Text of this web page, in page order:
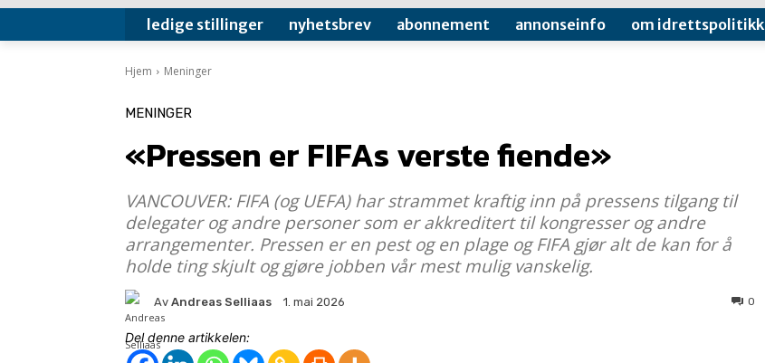
ledige stillinger nyhetsbrev abonnement annonseinfo om idrettspolitikk
Hjem Meninger
MENINGER
«Pressen er FIFAs verste fiende»
VANCOUVER: FIFA (og UEFA) har strammet kraftig inn på pressens tilgang til
delegater og andre personer som er akkreditert til kongresser og andre
arrangementer. Pressen er en pest og en plage og FIFA gjør alt de kan for å
holde ting skjult og gjøre jobben vår mest mulig vanskelig.
Av Andreas Selliaas 1. mai 2026 0
Del denne artikkelen: